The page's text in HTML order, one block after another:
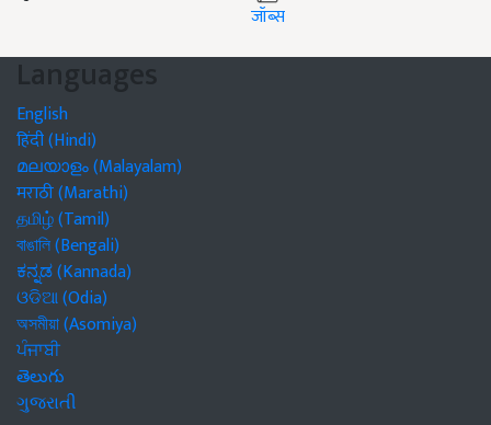
जॉब्स
Languages
English
हिंदी (Hindi)
മലയാളം (Malayalam)
मराठी (Marathi)
தமிழ் (Tamil)
বাঙালি (Bengali)
ಕನ್ನಡ (Kannada)
ଓଡିଆ (Odia)
অসমীয়া (Asomiya)
ਪੰਜਾਬੀ
తెలుగు
ગુજરાતી